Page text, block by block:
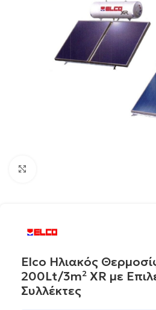
Elco Ηλιακός
200Lt/3m² XR με
Συλλέκτες